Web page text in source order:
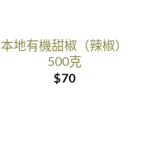
本地有機甜椒（辣椒）
500克
$70